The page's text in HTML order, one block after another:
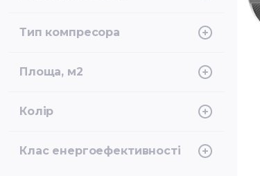
Тип компресора
Площа, м2
Колір
Клас енергоефективності